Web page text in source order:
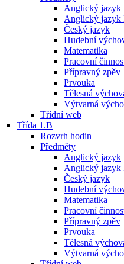
Anglický jazyk
Anglický jazyk
Český jazyk
Hudební
Matematika
Pracovní
Přípravný zpěv
Prvouka
Tělesná
Výtvarná
Třídní web
Třída 1.B
Rozvrh hodin
Předměty
Anglický jazyk
Anglický jazyk
Český jazyk
Hudební
Matematika
Pracovní
Přípravný zpěv
Prvouka
Tělesná
Výtvarná